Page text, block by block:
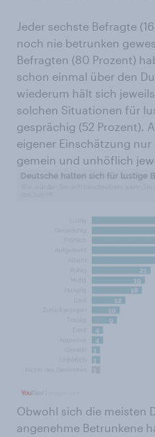
Jeder sechste Befragte
noch nie betrunken
Befragten (80 Prozent)
schon einmal über den
wiederum hält sich
solchen Situationen für
gesprächig (52 Prozent).
eigener Einschätzung
gemein und unhöflich
Obwohl sich die meisten
angenehme Betrunkene